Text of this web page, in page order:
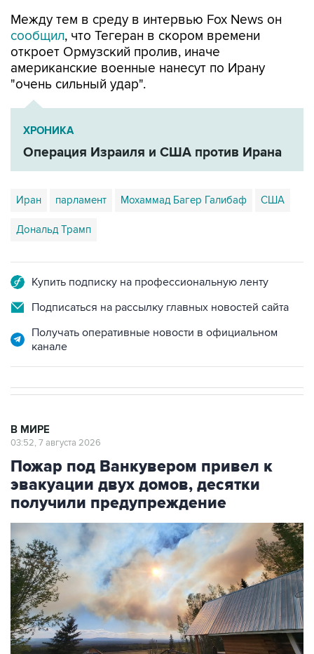
Между тем в среду в интервью Fox News он
сообщил, что Тегеран в скором времени
откроет Ормузский пролив, иначе
американские военные нанесут по Ирану
"очень сильный удар".
ХРОНИКА
Операция Израиля и США против Ирана
Иран парламент Мохаммад Багер Галибаф США
Дональд Трамп
Купить подписку на профессиональную ленту
Подписаться на рассылку главных новостей сайта
Получать оперативные новости в официальном
канале
В МИРЕ
03:52, 7 августа 2026
Пожар под Ванкувером привел к
эвакуации двух домов, десятки
получили предупреждение